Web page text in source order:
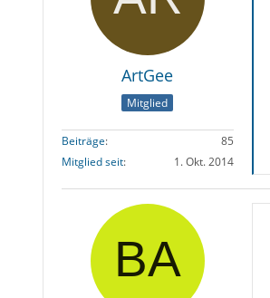
ArtGee
Mitglied
Beiträge
85
Mitglied seit
1. Okt. 2014